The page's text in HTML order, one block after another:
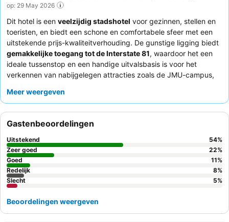
op: 29 May 2026
Dit hotel is een veelzijdig stadshotel voor gezinnen, stellen en
toeristen, en biedt een schone en comfortabele sfeer met een
uitstekende prijs-kwaliteitverhouding. De gunstige ligging biedt
gemakkelijke toegang tot de Interstate 81, waardoor het een
ideale tussenstop en een handige uitvalsbasis is voor het
verkennen van nabijgelegen attracties zoals de JMU-campus,
accommodatie beschikt over een goed ontvangen
een groter fitnesscentrum buiten de locatie voor uitgebreidere
trainingen. Gasten prijzen consequent het
efficiënte personeel
, met een
breed scala aan warme en koude opties. Voor een ruimere
ervaring kunt u overwegen een van de suites te boeken.
Meer weergeven
Gastenbeoordelingen
Uitstekend 54%
Zeer goed
22%
Goed
11%
Redelijk
8%
Slecht
5%
Beoordelingen weergeven